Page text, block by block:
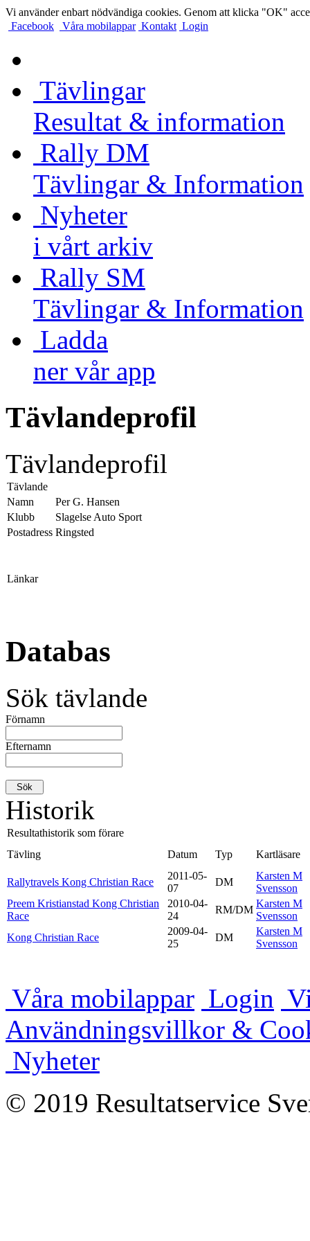
Vi använder enbart nödvändiga cookies. Genom att klicka "OK"
Facebook
Våra mobilappar Kontakt Login
Tävlingar
Resultat & information
Rally DM
Tävlingar & Information
Nyheter
i vårt arkiv
Rally SM
Tävlingar & Information
Ladda
ner vår app
Tävlandeprofil
Tävlandeprofil
Tävlande
Namn
Per G. Hansen
Klubb
Slagelse Auto Sport
Postadress Ringsted
Länkar
Databas
Sök tävlande
Förnamn
Efternamn
Historik
Resultathistorik som förare
Tävling
Datum Typ Kartläsare
Rallytravels Kong Christian Race
2011-05-
07
DM
Karsten M
Svensson
Preem Kristianstad Kong Christian
Race
2010-04-
24
RM/DM
Karsten M
Svensson
Kong Christian Race
2009-04-
25
DM
Karsten M
Svensson
Våra mobilappar Login
Användningsvillkor &
Nyheter
© 2019 Resultatservice